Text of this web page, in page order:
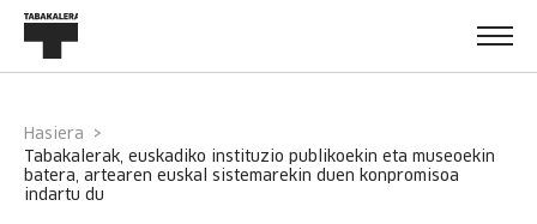
Hasiera
batera, artearen euskal sistemarekin duen konpromisoa
indartu du